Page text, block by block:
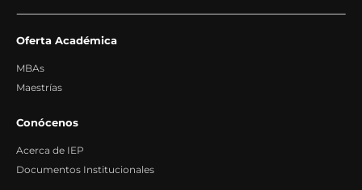
Oferta Académica
MBAs
Maestrías
Conócenos
Acerca de IEP
Documentos Institucionales